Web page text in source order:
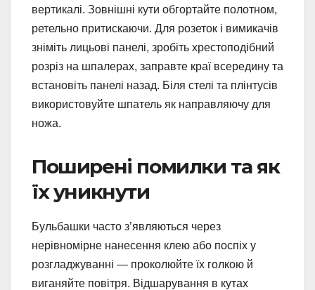
вертикалі. Зовнішні кути обгортайте полотном,
ретельно притискаючи. Для розеток і вимикачів
зніміть лицьові панелі, зробіть хрестоподібний
розріз на шпалерах, заправте краї всередину та
встановіть панелі назад. Біля стелі та плінтусів
використовуйте шпатель як направляючу для
ножа.
Поширені помилки та як
їх уникнути
Бульбашки часто з’являються через
нерівномірне нанесення клею або поспіх у
розгладжуванні — проколюйте їх голкою й
виганяйте повітря. Відшарування в кутах